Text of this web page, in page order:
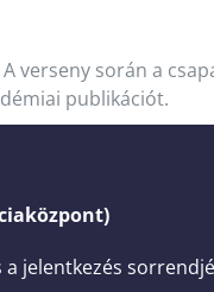
verseny során a
publikációt.
a jelentkezés